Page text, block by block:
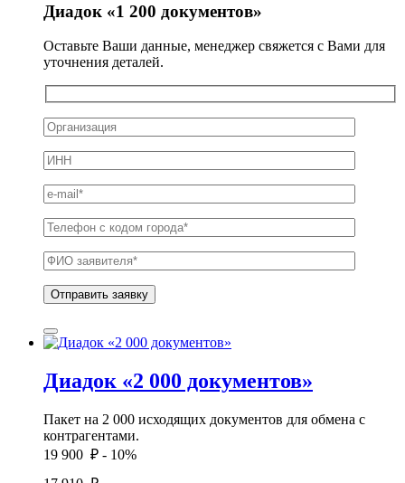
Диадок «1 200 документов»
Оставьте Ваши данные, менеджер свяжется с Вами для
уточнения деталей.
Диадок «2 000 документов»
Пакет на 2 000 исходящих документов для обмена с
контрагентами.
19 900 ₽ - 10%